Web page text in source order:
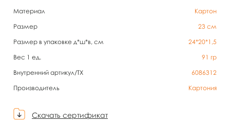
Материал
Картон
Размер
23 см
Размер в упаковке д*ш*в, см
24*20*1,5
Вес 1 ед.
91 гр
Внутренний артикул/TX
6086312
Производитель
Картония
Скачать сертификат